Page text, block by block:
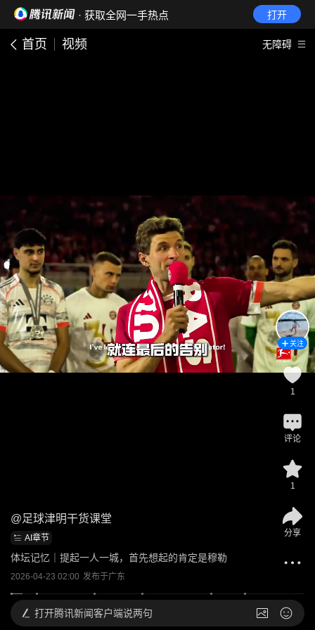
· 获取全网一手热点 打开
首页 视频 无障碍
@足球津明干货课堂
AI章节
体坛记忆｜提起一人一城，首先想起的肯定是穆勒
2026-04-23 02:00 发布于广东
关注
1
评论
1
分享
打开腾讯新闻客户端说两句